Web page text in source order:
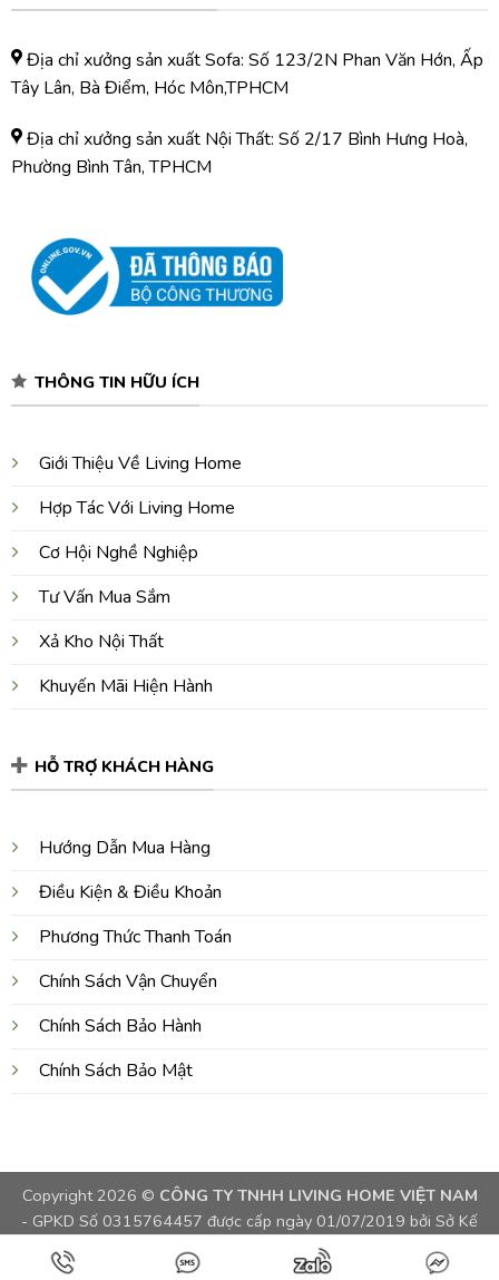
Địa chỉ xưởng sản xuất Sofa: Số 123/2N Phan Văn Hớn, Ấp
Tây Lân, Bà Điểm, Hóc Môn,TPHCM
Địa chỉ xưởng sản xuất Nội Thất: Số 2/17 Bình Hưng Hoà,
Phường Bình Tân, TPHCM
THÔNG TIN HỮU ÍCH
Giới Thiệu Về Living Home
Hợp Tác Với Living Home
Cơ Hội Nghề Nghiệp
Tư Vấn Mua Sắm
Xả Kho Nội Thất
Khuyến Mãi Hiện Hành
HỖ TRỢ KHÁCH HÀNG
Hướng Dẫn Mua Hàng
Điều Kiện & Điều Khoản
Phương Thức Thanh Toán
Chính Sách Vận Chuyển
Chính Sách Bảo Hành
Chính Sách Bảo Mật
Copyright 2026 © CÔNG TY TNHH LIVING HOME VIỆT NAM
- GPKD Số 0315764457 được cấp ngày 01/07/2019 bởi Sở Kế
Hoạch và Đầu Tư TPHCM, Việt Nam